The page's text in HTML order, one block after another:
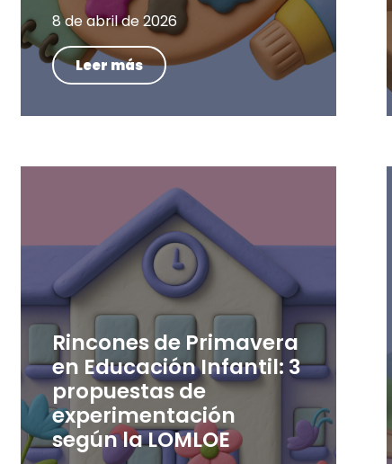
8 de abril de 2026
Leer más
Rincones de Primavera
en Educación Infantil: 3
propuestas de
experimentación
según la LOMLOE